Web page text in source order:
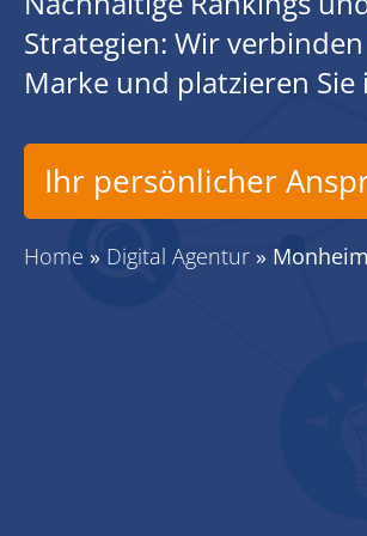
Strategien: Wir
Marke und platzieren
Ihr persönlicher
Home » Digital Agentur » Monheim